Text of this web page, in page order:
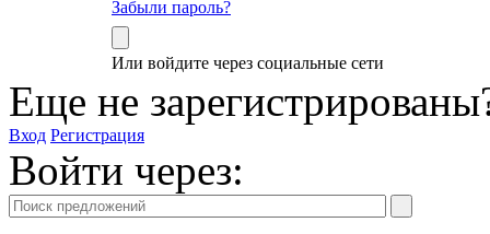
Забыли пароль?
Или войдите через социальные сети
Еще не
Вход Регистрация
Войти через: